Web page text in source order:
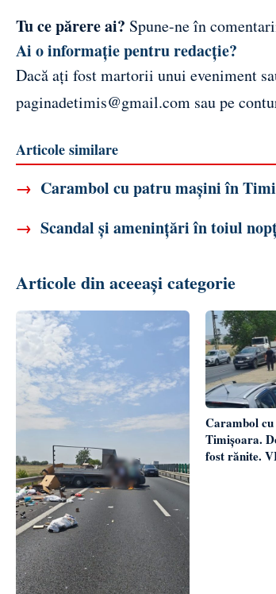
Tu ce părere ai? Spune-ne în
Ai o informație pentru redacție?
Dacă ați fost martorii unui eveniment
paginadetimis@gmail.com sau pe
Articole similare
→ Carambol cu patru mașini în
→ Scandal și amenințări în toiul
Articole din aceeași categorie
Carambol
Timișoara.
fost rănite.